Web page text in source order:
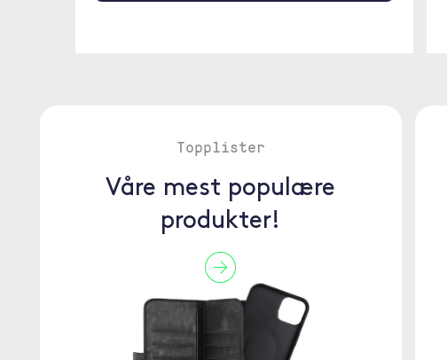
Topplister
Våre mest populære
produkter!